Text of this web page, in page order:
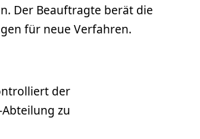
Der Beauftragte berät die
für neue Verfahren.
der
zu